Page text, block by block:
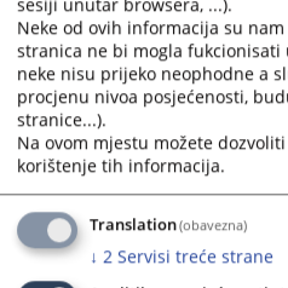
Presuda u
"Ugrožavanje
Osnovni sud u Prijedoru
presudu u predmetu krivičnog
"Ugrožavanje javnog saobraćaja".
22.08.2025.
Neke od ovih informacija su
stranica ne bi mogla fukcionisati
neke nisu prijeko neophodne a
procjenu nivoa posjećenosti,
stranice...).
Na ovom mjestu možete
korištenje tih informacija.
Translation(obavezna)
↓ 2 Servisi treće strane